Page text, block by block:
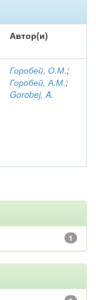
Автор(и)
Горобей, О.М.;
Горобей, А.М.;
Gorobej, A.
1